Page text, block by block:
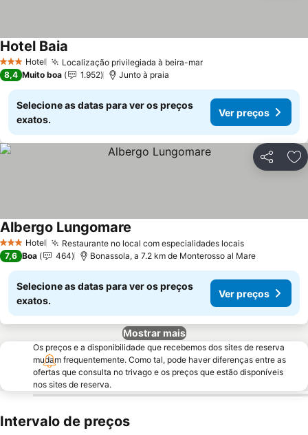
3 EstrelasHotel Localização privilegiada à beira-mar
Hotel Baia
8,4 Muito boa 1.952 Junto à praia
Selecione as datas para ver os preços
exatos.
Ver preços
Partilhar
3 EstrelasHotel Restaurante no local com especialidades locais
Albergo Lungomare
7,6 Boa 464 Bonassola, a 7.2 km de Monterosso al Mare
Selecione as datas para ver os preços
exatos.
Ver preços
Mostrar mais
Os preços e a disponibilidade que recebemos dos sites de reserva
mudam frequentemente. Como tal, pode haver diferenças entre as
ofertas que consulta no trivago e os preços que estão disponíveis
nos sites de reserva.
Intervalo de preços